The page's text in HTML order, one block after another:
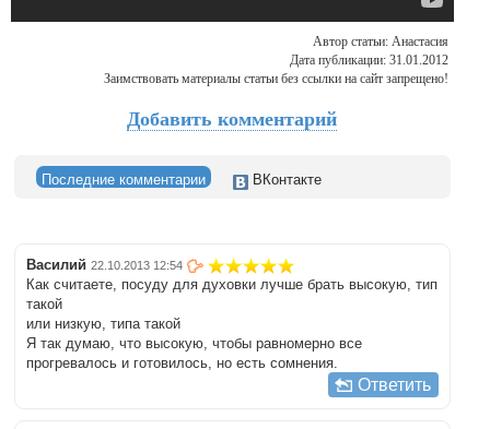
Автор статьи: Анастасия
Дата публикации: 31.01.2012
Заимствовать материалы статьи без ссылки на сайт запрещено!
Добавить комментарий
Последние комментарии ВКонтакте
Василий 22.10.2013 12:54
Как считаете, посуду для духовки лучше брать высокую, тип
такой
или низкую, типа такой
Я так думаю, что высокую, чтобы равномерно все
прогревалось и готовилось, но есть сомнения.
Ответить